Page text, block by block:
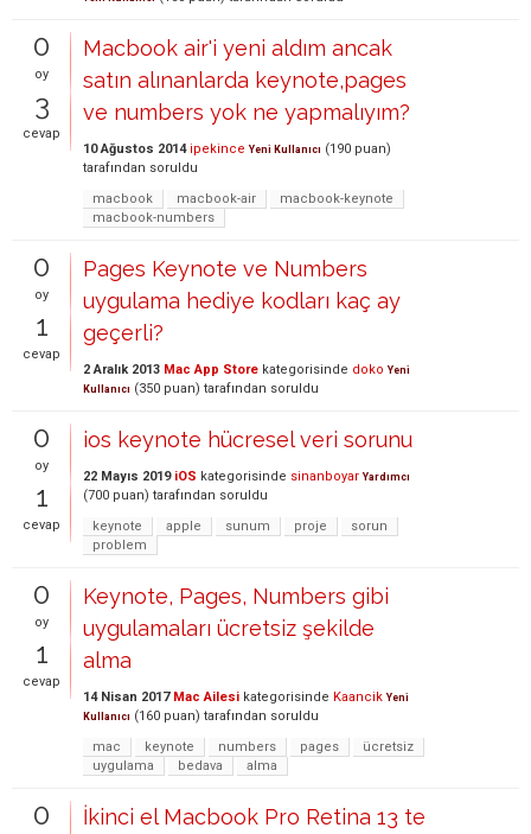
0
oy
3
cevap
Macbook air'i yeni aldım ancak
satın alınanlarda keynote,pages
ve numbers yok ne yapmalıyım?
10 Ağustos 2014 ipekince Yeni Kullanıcı (190 puan)
tarafından soruldu
macbook
macbook-air
macbook-keynote
macbook-numbers
0
oy
1
cevap
Pages Keynote ve Numbers
uygulama hediye kodları kaç ay
geçerli?
2 Aralık 2013 Mac App Store kategorisinde doko Yeni
Kullanıcı (350 puan) tarafından soruldu
0
oy
1
cevap
ios keynote hücresel veri sorunu
22 Mayıs 2019 iOS kategorisinde sinanboyar Yardımcı
(700 puan) tarafından soruldu
keynote
apple sunum proje
sorun
problem
0
oy
1
cevap
Keynote, Pages, Numbers gibi
uygulamaları ücretsiz şekilde
alma
14 Nisan 2017 Mac Ailesi kategorisinde Kaancik Yeni
Kullanıcı (160 puan) tarafından soruldu
mac
keynote numbers pages
ücretsiz
uygulama
bedava alma
0
İkinci el Macbook Pro Retina 13 te